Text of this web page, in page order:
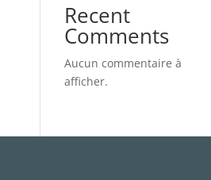
Recent
Comments
Aucun commentaire à
afficher.